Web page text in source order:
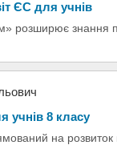
ЄС для учнів
розширює знання
учнів 8 класу
на